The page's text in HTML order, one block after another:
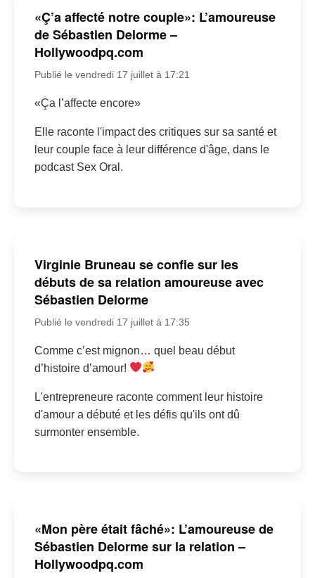
«Ç’a affecté notre couple»: L’amoureuse
de Sébastien Delorme –
Hollywoodpq.com
Publié le vendredi 17 juillet à 17:21
«Ça l’affecte encore»
Elle raconte l'impact des critiques sur sa santé et
leur couple face à leur différence d'âge, dans le
podcast Sex Oral.
Virginie Bruneau se confie sur les
débuts de sa relation amoureuse avec
Sébastien Delorme
Publié le vendredi 17 juillet à 17:35
Comme c’est mignon… quel beau début
d’histoire d’amour!
L'entrepreneure raconte comment leur histoire
d'amour a débuté et les défis qu'ils ont dû
surmonter ensemble.
«Mon père était fâché»: L’amoureuse de
Sébastien Delorme sur la relation –
Hollywoodpq.com